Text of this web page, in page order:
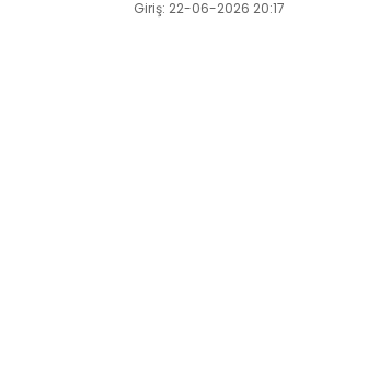
Giriş: 22-06-2026 20:17